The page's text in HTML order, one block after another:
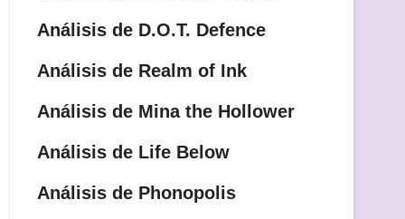
Análisis de D.O.T. Defence
Análisis de Realm of Ink
Análisis de Mina the Hollower
Análisis de Life Below
Análisis de Phonopolis